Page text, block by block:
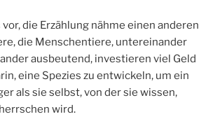
die Erzählung nähme einen anderen
die Menschentiere, untereinander
ausbeutend, investieren viel Geld
eine Spezies zu entwickeln, um ein
als sie selbst, von der sie wissen,
wird.